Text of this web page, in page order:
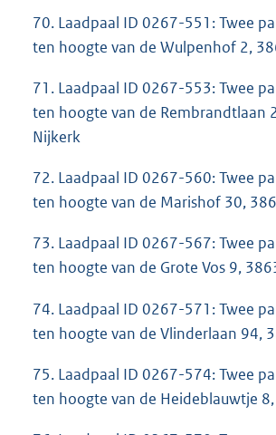
70. Laadpaal ID 0267-551: Twee
ten hoogte van de Wulpenhof 2,
71. Laadpaal ID 0267-553: Twee
ten hoogte van de Rembrandtlaan
Nijkerk
72. Laadpaal ID 0267-560: Twee
ten hoogte van de Marishof 30,
73. Laadpaal ID 0267-567: Twee
ten hoogte van de Grote Vos 9,
74. Laadpaal ID 0267-571: Twee
ten hoogte van de Vlinderlaan 94,
75. Laadpaal ID 0267-574: Twee
ten hoogte van de Heideblauwtje